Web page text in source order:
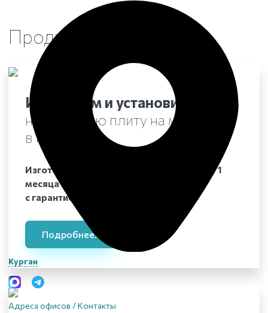
Курган
Адреса офисов / Контакты
Продукция
Изготовим и установим
надгробную плиту на могилу
в Кургане
Изготовление надгробных плит в срок от 1
месяца
с гарантией 25 лет
Подробнее...